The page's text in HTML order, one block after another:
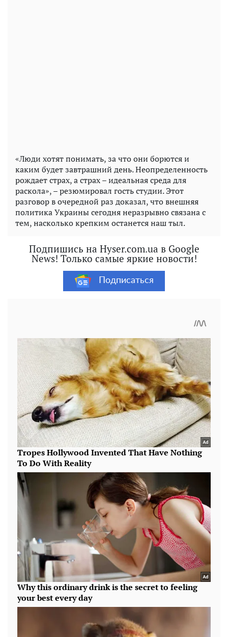
«Люди хотят понимать, за что они борются и
каким будет завтрашний день. Неопределенность
рождает страх, а страх – идеальная среда для
раскола», – резюмировал гость студии. Этот
разговор в очередной раз доказал, что внешняя
политика Украины сегодня неразрывно связана с
тем, насколько крепким останется наш тыл.
Подпишись на Hyser.com.ua в Google
News! Только самые яркие новости!
Подписаться